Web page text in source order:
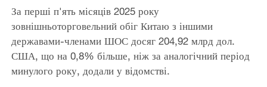
За перші п'ять місяців 2025 року
зовнішньоторговельний обіг Китаю з іншими
державами-членами ШОС досяг 204,92 млрд дол.
США, що на 0,8% більше, ніж за аналогічний період
минулого року, додали у відомстві.